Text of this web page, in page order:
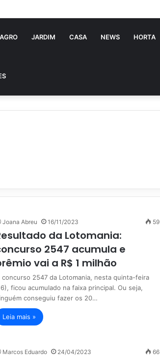
AGRO JARDIM CASA NEWS HORTA
Joana Abreu 16/11/2023 59
da Lotomania:
2547 acumula e
vai a R$ 1 milhão
concurso 2547 da Lotomania, nesta quinta-feira
ficou acumulado na faixa principal. Ou seja,
conseguiu fazer os 20…
Leia mais »
Marcos Eduardo 24/04/2023 66